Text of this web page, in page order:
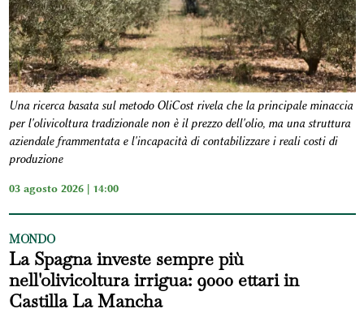
Una ricerca basata sul metodo OliCost rivela che la principale minaccia
per l'olivicoltura tradizionale non è il prezzo dell'olio, ma una struttura
aziendale frammentata e l'incapacità di contabilizzare i reali costi di
produzione
03 agosto 2026 | 14:00
MONDO
La Spagna investe sempre più
nell'olivicoltura irrigua: 9000 ettari in
Castilla La Mancha